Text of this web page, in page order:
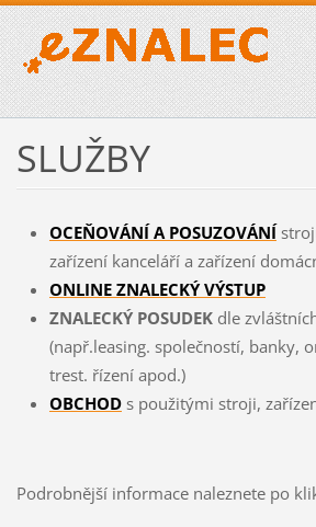
SLUŽBY
OCEŇOVÁNÍ A POSUZOVÁNÍ
zařízení kanceláří a zařízení
ONLINE ZNALECKÝ VÝSTUP
ZNALECKÝ POSUDEKdle
(např.leasing. společností, banky,
trest. řízení apod.)
OBCHODs použitými stroji,
Podrobnější informace naleznete po